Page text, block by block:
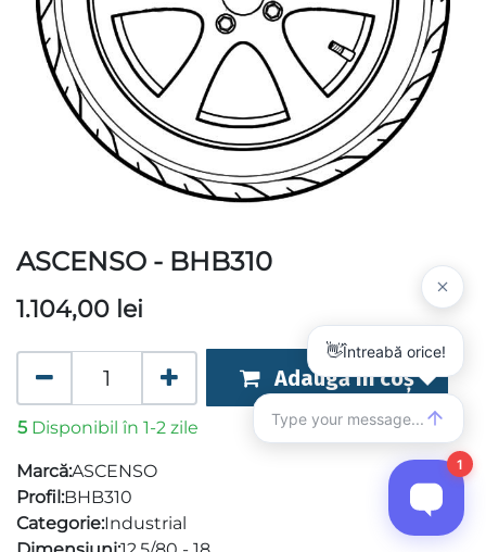
ASCENSO - BHB310
1.104,00 lei
Adaugă în coș
5 Disponibil în 1-2 zile
Marcă:ASCENSO
Profil:BHB310
Categorie:Industrial